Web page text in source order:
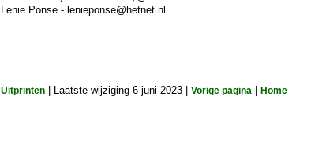
Lenie Ponse - lenieponse@hetnet.nl
Uitprinten| Laatste wijziging 6 juni 2023 | Vorige pagina Home